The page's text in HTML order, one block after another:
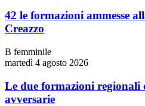
42 le formazioni ammesse
Creazzo
B femminile
martedì 4 agosto 2026
Le due formazioni regionali
avversarie